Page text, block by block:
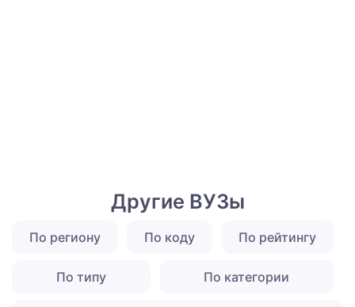
Другие ВУЗы
По региону По коду По рейтингу
По типу По категории